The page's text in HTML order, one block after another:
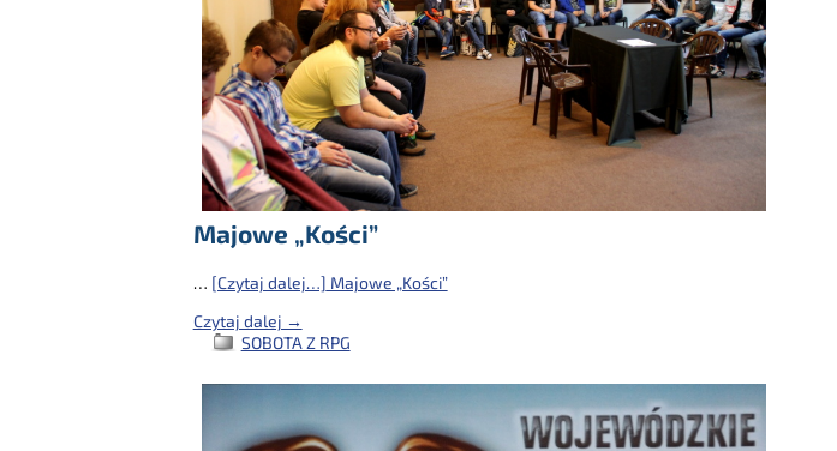
Majowe „Kości”
… [Czytaj dalej…] Majowe „Kości”
Czytaj dalej →
SOBOTA Z RPG